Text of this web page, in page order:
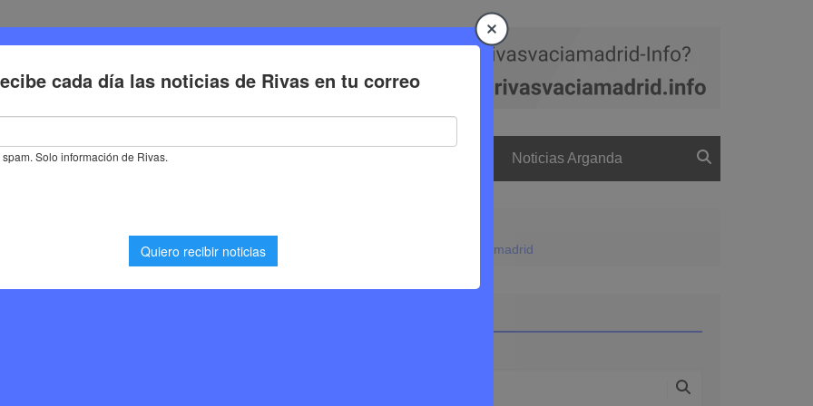
Deporte Cultura Trabajo Noticias Arganda
transforma el miedo en confianza a través de la música y la danza en Rivas Vaciamadrid
Tecla Negra… el
el miedo en
la música y la danza